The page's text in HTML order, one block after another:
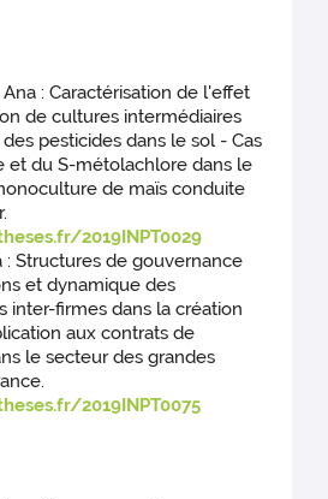
Ana : Caractérisation de l'effet
de cultures intermédiaires
pesticides dans le sol - Cas
et du S-métolachlore dans le
de maïs conduite
2019INPT0029
: Structures de gouvernance
et dynamique des
inter-firmes dans la création
aux contrats de
le secteur des grandes
2019INPT0075